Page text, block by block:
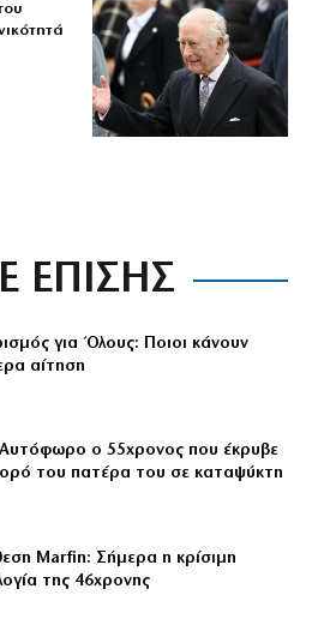
ΕΠΙΣΗΣ
για Όλους: Ποιοι κάνουν
αίτηση
ο 55χρονος που έκρυβε
του πατέρα του σε καταψύκτη
Marfin: Σήμερα η κρίσιμη
της 46χρονης